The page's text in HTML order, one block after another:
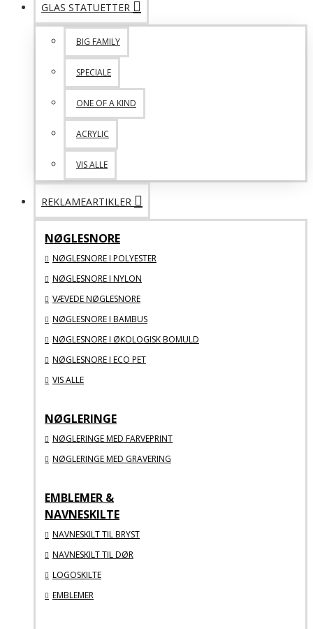
GLAS STATUETTER
BIG FAMILY
SPECIALE
ONE OF A KIND
ACRYLIC
VIS ALLE
REKLAMEARTIKLER
NØGLESNORE
NØGLESNORE I POLYESTER
NØGLESNORE I NYLON
VÆVEDE NØGLESNORE
NØGLESNORE I BAMBUS
NØGLESNORE I ØKOLOGISK BOMULD
NØGLESNORE I ECO PET
VIS ALLE
NØGLERINGE
NØGLERINGE MED FARVEPRINT
NØGLERINGE MED GRAVERING
EMBLEMER &
NAVNESKILTE
NAVNESKILT TIL BRYST
NAVNESKILT TIL DØR
LOGOSKILTE
EMBLEMER